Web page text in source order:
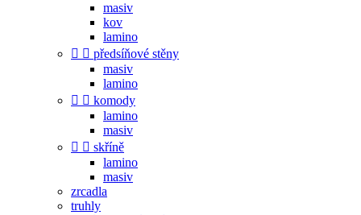
masiv
kov
lamino
  předsíňové stěny
masiv
lamino
  komody
lamino
masiv
  skříně
lamino
masiv
zrcadla
truhly